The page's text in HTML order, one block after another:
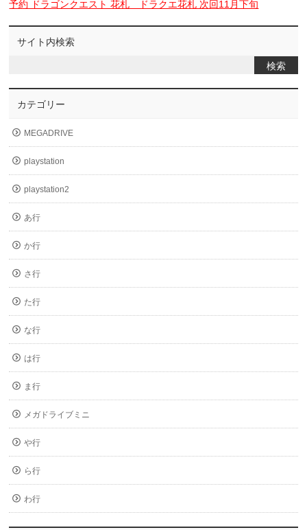
予約 ドラゴンクエスト 花札 ドラクエ花札 次回11月下旬
サイト内検索
カテゴリー
MEGADRIVE
playstation
playstation2
あ行
か行
さ行
た行
な行
は行
ま行
メガドライブミニ
や行
ら行
わ行